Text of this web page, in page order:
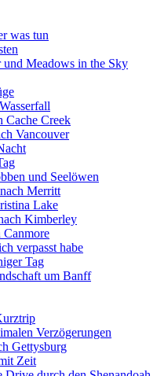
was tun
Meadows in the Sky
Cache Creek
Vancouver
und Seelöwen
Merritt
Lake
Kimberley
verpasst habe
Tag
um Banff
Verzögerungen
Gettysburg
Zeit